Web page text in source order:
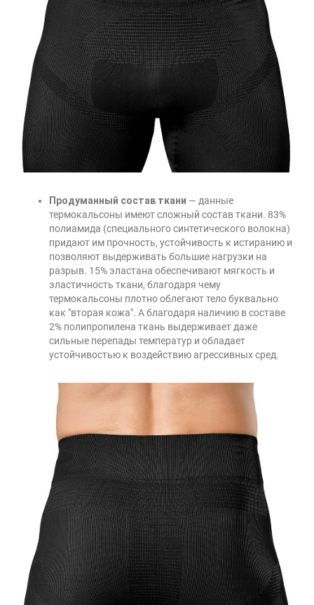
Продуманный состав ткани — данные
термокальсоны имеют сложный состав ткани. 83%
полиамида (специального синтетического волокна)
придают им прочность, устойчивость к истиранию и
позволяют выдерживать большие нагрузки на
разрыв. 15% эластана обеспечивают мягкость и
эластичность ткани, благодаря чему
термокальсоны плотно облегают тело буквально
как "вторая кожа". А благодаря наличию в составе
2% полипропилена ткань выдерживает даже
сильные перепады температур и обладает
устойчивостью к воздействию агрессивных сред.